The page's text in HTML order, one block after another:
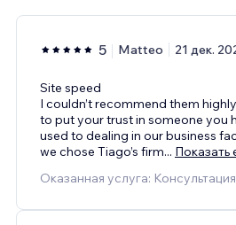
5 Matteo 21 дек.
Site speed
I couldn’t recommend them
to put your trust in someone you
used to dealing in our business
we chose Tiago’s firm... Показать
Оказанная услуга: